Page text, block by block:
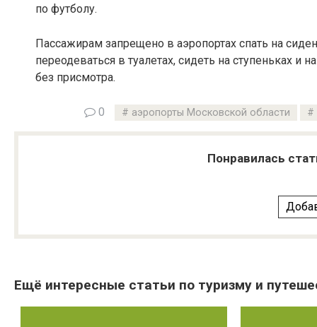
по футболу.
Пассажирам запрещено в аэропортах спать на
переодеваться в туалетах, сидеть на ступеньках и
без присмотра.
0 аэропорты Московской области
Понравилась
Ещё интересные статьи по туризму и